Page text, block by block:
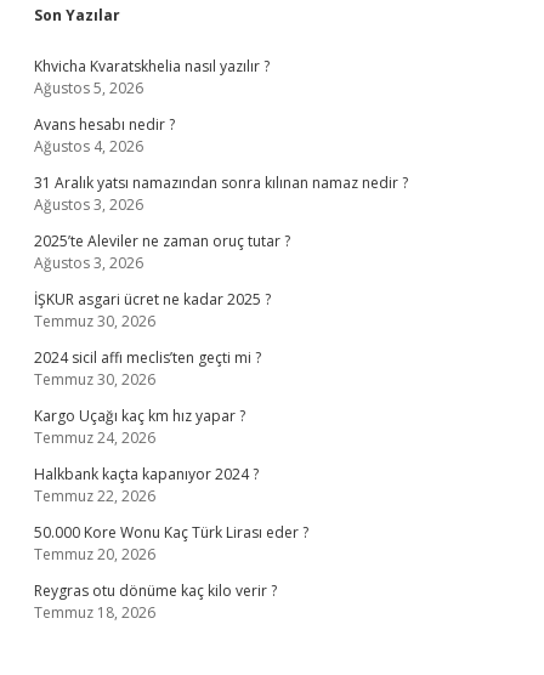
Sidebar
Son Yazılar
Khvicha Kvaratskhelia nasıl yazılır ?
Ağustos 5, 2026
Avans hesabı nedir ?
Ağustos 4, 2026
31 Aralık yatsı namazından sonra kılınan namaz nedir ?
Ağustos 3, 2026
2025’te Aleviler ne zaman oruç tutar ?
Ağustos 3, 2026
İŞKUR asgari ücret ne kadar 2025 ?
Temmuz 30, 2026
2024 sicil affı meclis’ten geçti mi ?
Temmuz 30, 2026
Kargo Uçağı kaç km hız yapar ?
Temmuz 24, 2026
Halkbank kaçta kapanıyor 2024 ?
Temmuz 22, 2026
50.000 Kore Wonu Kaç Türk Lirası eder ?
Temmuz 20, 2026
Reygras otu dönüme kaç kilo verir ?
Temmuz 18, 2026